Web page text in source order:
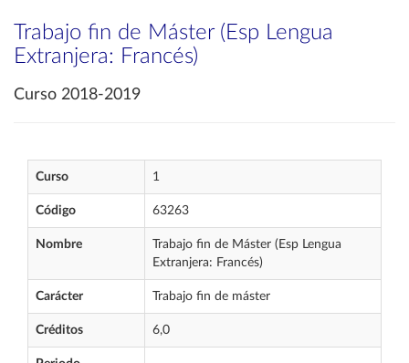
Trabajo fin de Máster (Esp Lengua
Extranjera: Francés)
Curso 2018-2019
Curso 1
Código 63263
Nombre
Trabajo fin de Máster (Esp Lengua
Extranjera: Francés)
Carácter Trabajo fin de máster
Créditos 6,0